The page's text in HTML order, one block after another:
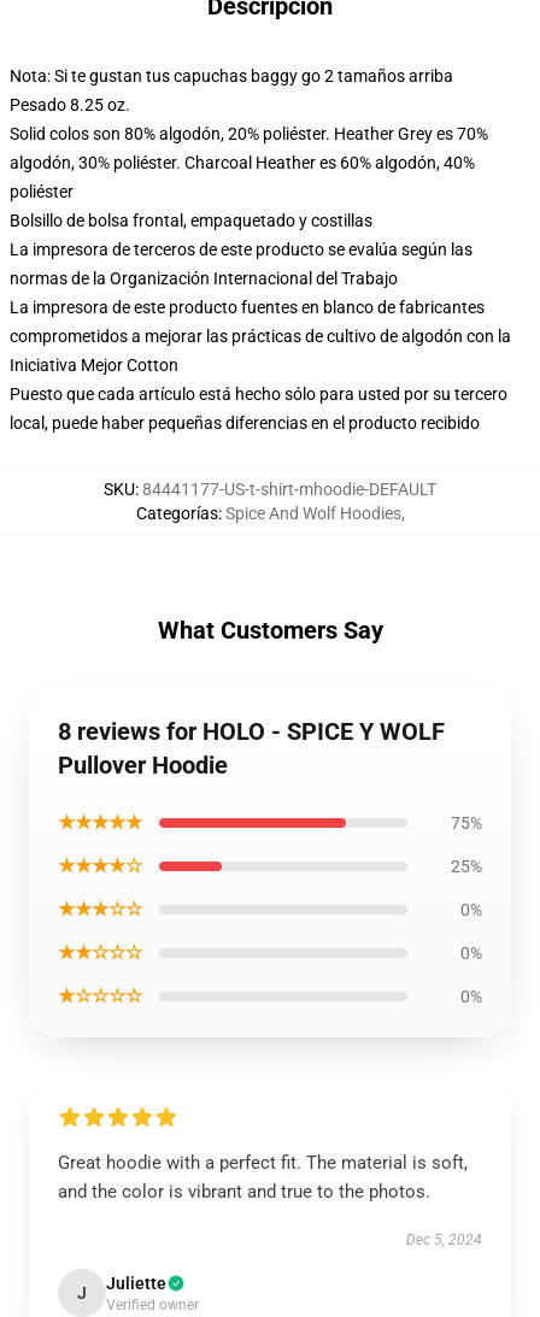
Descripción
Nota: Si te gustan tus capuchas baggy go 2 tamaños arriba
Pesado 8.25 oz.
Solid colos son 80% algodón, 20% poliéster. Heather Grey es 70%
algodón, 30% poliéster. Charcoal Heather es 60% algodón, 40%
poliéster
Bolsillo de bolsa frontal, empaquetado y costillas
La impresora de terceros de este producto se evalúa según las
normas de la Organización Internacional del Trabajo
La impresora de este producto fuentes en blanco de fabricantes
comprometidos a mejorar las prácticas de cultivo de algodón con la
Iniciativa Mejor Cotton
Puesto que cada artículo está hecho sólo para usted por su tercero
local, puede haber pequeñas diferencias en el producto recibido
SKU:84441177-US-t-shirt-mhoodie-DEFAULT
Categorías:Spice And Wolf Hoodies,
What Customers Say
8 reviews for HOLO - SPICE Y WOLF
Pullover Hoodie
★★★★★ 75%
★★★★☆ 25%
★★★☆☆ 0%
★★☆☆☆ 0%
★☆☆☆☆ 0%
Great hoodie with a perfect fit. The material is soft,
and the color is vibrant and true to the photos.
Dec 5, 2024
J Juliette
Verified owner